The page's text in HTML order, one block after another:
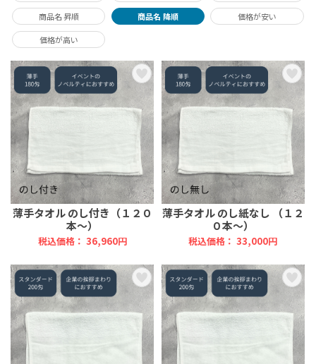
商品名 昇順 商品名 降順 価格が安い
価格が高い
薄手タオル のし付き（１２０
本～）
税込価格： 36,960円
薄手タオル のし紙なし （１２
０本～）
税込価格： 33,000円